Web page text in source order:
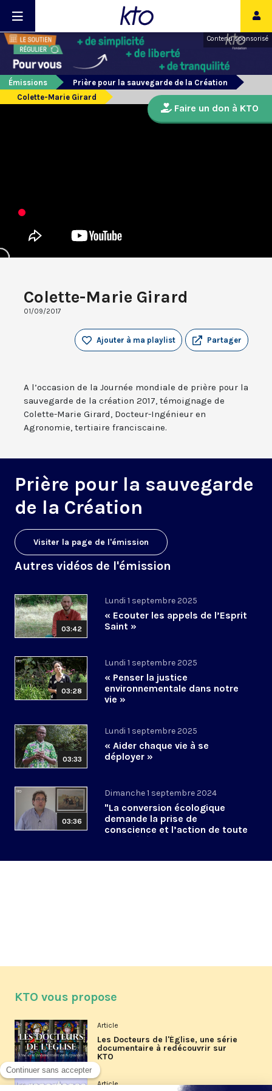
Contenu sponsorisé
Émissions
Prière pour la sauvegarde de la Création
Colette-Marie Girard
Colette-Marie Girard
01/09/2017
Partager
Ajouter à ma playlist
A l’occasion de la Journée mondiale de prière pour la
sauvegarde de la création 2017, témoignage de
Colette-Marie Girard, Docteur-Ingénieur en
Agronomie, tertiaire franciscaine.
Prière pour la sauvegarde
de la Création
Visiter la page de l'émission
Autres vidéos de l'émission
03:42
Lundi 1 septembre 2025
« Ecouter les appels de l’Esprit
Saint »
03:28
Lundi 1 septembre 2025
« Penser la justice
environnementale dans notre
vie »
03:33
Lundi 1 septembre 2025
« Aider chaque vie à se
déployer »
03:36
Dimanche 1 septembre 2024
"La conversion écologique
demande la prise de
conscience et l’action de toute
la société"
Faire un don à KTO
KTO vous propose
Article
Les Docteurs de l'Église, une série
documentaire à redécouvrir sur
KTO
Article